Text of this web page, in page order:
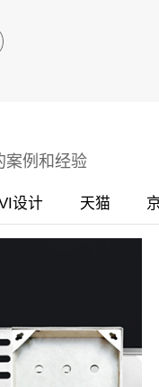
案例和经验
设计 天猫